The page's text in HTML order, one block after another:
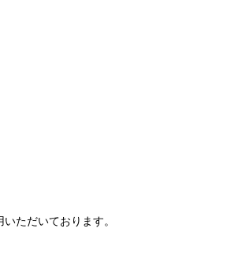
ただいております。